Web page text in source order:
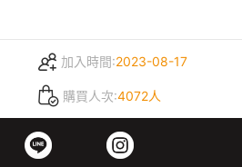
加入時間:2023-08-17
購買人次:4072人